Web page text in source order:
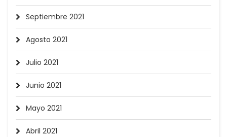
Septiembre 2021
Agosto 2021
Julio 2021
Junio 2021
Mayo 2021
Abril 2021